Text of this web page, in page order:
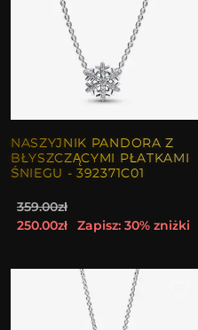
NASZYJNIK PANDORA Z
BŁYSZCZĄCYMI PŁATKAMI
ŚNIEGU - 392371C01
359.00zł
250.00zł
Zapisz: 30% zniżki